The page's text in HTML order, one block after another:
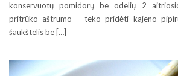
konservuotų pomidorų be odelių 2
pritrūko aštrumo – teko pridėti kajeno
šaukštelis be […]